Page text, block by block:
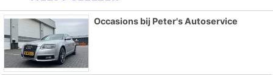
Occasions bij Peter's Autoservice